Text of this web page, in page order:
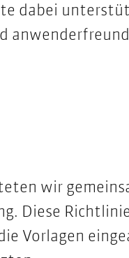
dabei
wir
Diese
Vorlagen